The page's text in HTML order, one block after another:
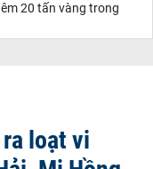
20 tấn vàng trong
loạt vi